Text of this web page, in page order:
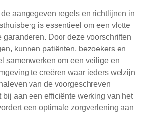
aangegeven regels en richtlijnen in
is essentieel om een vlotte
garanderen. Door deze voorschriften
kunnen patiënten, bezoekers en
samenwerken om een veilige en
te creëren waar ieders welzijn
van de voorgeschreven
bij aan een efficiënte werking van het
een optimale zorgverlening aan